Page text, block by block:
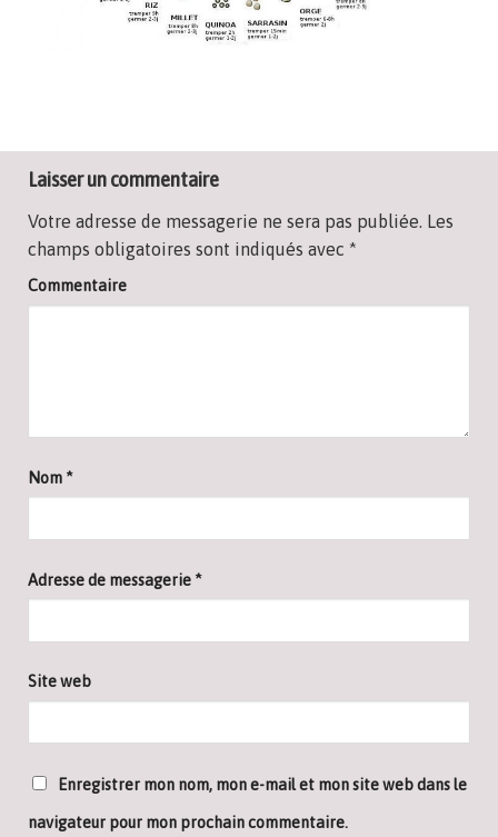
Laisser un commentaire
Votre adresse de messagerie ne sera pas publiée. Les
champs obligatoires sont indiqués avec *
Commentaire
Nom *
Adresse de messagerie *
Site web
Enregistrer mon nom, mon e-mail et mon site web dans le
navigateur pour mon prochain commentaire.